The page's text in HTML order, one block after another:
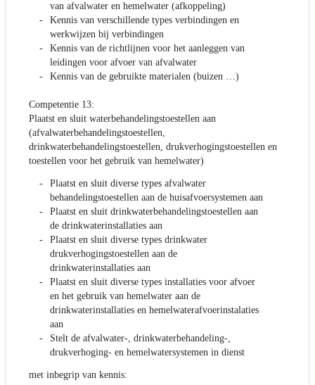
van afvalwater en hemelwater (afkoppeling)
Kennis van verschillende types verbindingen en
werkwijzen bij verbindingen
Kennis van de richtlijnen voor het aanleggen van
leidingen voor afvoer van afvalwater
Kennis van de gebruikte materialen (buizen …)
Competentie 13:
Plaatst en sluit waterbehandelingstoestellen aan
(afvalwaterbehandelingstoestellen,
drinkwaterbehandelingstoestellen, drukverhogingstoestellen en
toestellen voor het gebruik van hemelwater)
Plaatst en sluit diverse types afvalwater
behandelingstoestellen aan de huisafvoersystemen aan
Plaatst en sluit drinkwaterbehandelingstoestellen aan
de drinkwaterinstallaties aan
Plaatst en sluit diverse types drinkwater
drukverhogingstoestellen aan de
drinkwaterinstallaties aan
Plaatst en sluit diverse types installaties voor afvoer
en het gebruik van hemelwater aan de
drinkwaterinstallaties en hemelwaterafvoerinstalaties
aan
Stelt de afvalwater-, drinkwaterbehandeling-,
drukverhoging- en hemelwatersystemen in dienst
met inbegrip van kennis: